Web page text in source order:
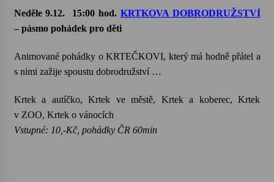
Neděle 9.12. 15:00 hod. KRTKOVA DOBRODRUŽSTVÍ
– pásmo pohádek pro děti
Animované pohádky o KRTEČKOVI, který má hodně přátel a
s nimi zažije spoustu dobrodružství …
Krtek a autíčko, Krtek ve městě, Krtek a koberec, Krtek
v ZOO, Krtek o vánocích
Vstupné: 10,-Kč, pohádky ČR 60min